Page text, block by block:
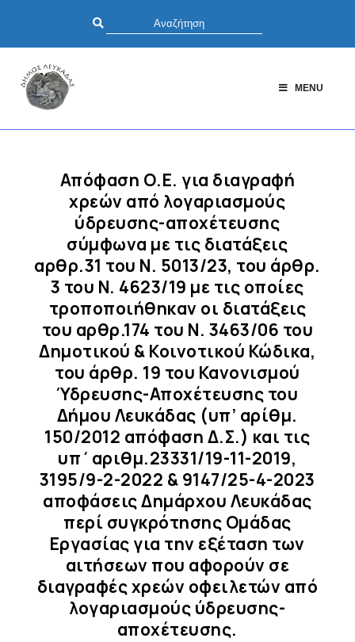
MENU
Απόφαση Ο.Ε. για διαγραφή
χρεών από λογαριασμούς
ύδρευσης-αποχέτευσης
σύμφωνα με τις διατάξεις
αρθρ.31 του Ν. 5013/23, του άρθρ.
3 του Ν. 4623/19 με τις οποίες
τροποποιήθηκαν οι διατάξεις
του αρθρ.174 του Ν. 3463/06 του
Δημοτικού & Κοινοτικού Κώδικα,
του άρθρ. 19 του Κανονισμού
Ύδρευσης-Αποχέτευσης του
Δήμου Λευκάδας (υπ’ αρίθμ.
150/2012 απόφαση Δ.Σ.) και τις
υπ΄αριθμ.23331/19-11-2019,
3195/9-2-2022 & 9147/25-4-2023
αποφάσεις Δημάρχου Λευκάδας
περί συγκρότησης Ομάδας
Εργασίας για την εξέταση των
αιτήσεων που αφορούν σε
διαγραφές χρεών οφειλετών από
λογαριασμούς ύδρευσης-
αποχέτευσης.